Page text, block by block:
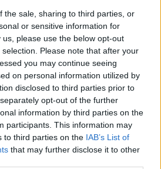
the sale, sharing to third parties, or
or sensitive information for
please use the below opt-out
Please note that after your
you may continue seeing
on personal information utilized by
disclosed to third parties prior to
opt-out of the further
information by third parties on the
participants. This information may
to third parties on the IAB’s List of
that may further disclose it to other
restaurálás
minden köve mesél –